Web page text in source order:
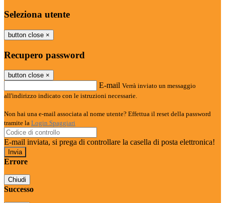
Seleziona utente
button close ×
Recupero password
button close ×
E-mail Verrà inviato un messaggio
all'indirizzo indicato con le istruzioni necessarie.
Non hai una e-mail associata al nome utente? Effettua il reset della password
tramite la Login Spaggiari
E-mail inviata, si prega di controllare la casella di posta elettronica!
Errore
Chiudi
Successo